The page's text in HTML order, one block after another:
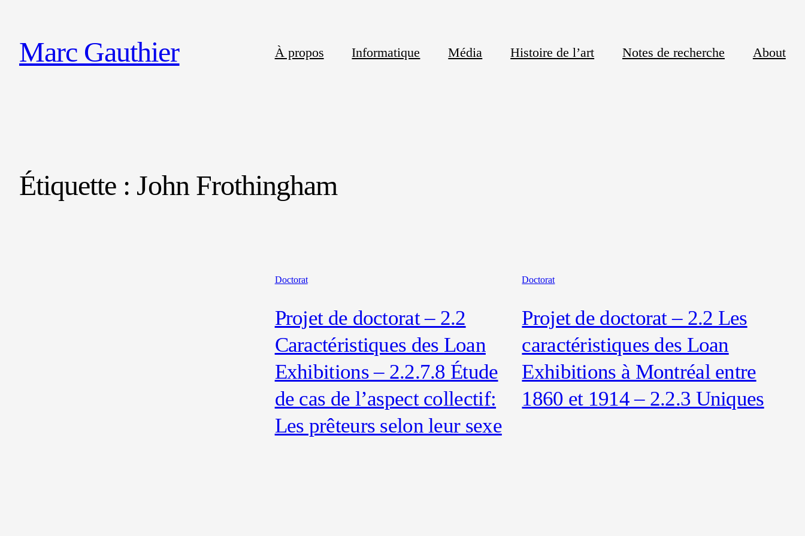
Marc Gauthier À propos Informatique Média Histoire de l’art Notes de recherche About
Étiquette : John Frothingham
Doctorat
Projet de doctorat – 2.2
Caractéristiques des Loan
Exhibitions – 2.2.7.8 Étude
de cas de l’aspect collectif:
Les prêteurs selon leur sexe
Doctorat
Projet de doctorat – 2.2 Les
caractéristiques des Loan
Exhibitions à Montréal entre
1860 et 1914 – 2.2.3 Uniques